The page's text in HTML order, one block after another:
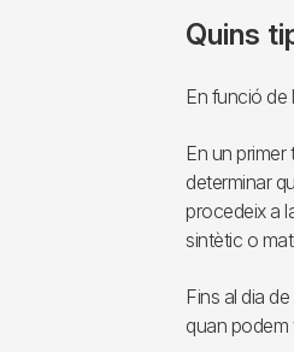
Quins
En funció de
En un
determinar
procedeix a
sintètic o
Fins al dia
quan podem